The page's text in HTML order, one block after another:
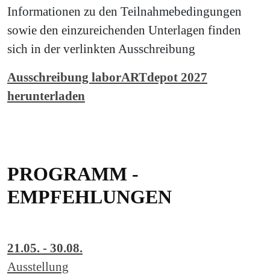
Informationen zu den Teilnahmebedingungen
sowie den einzureichenden Unterlagen finden
sich in der verlinkten Ausschreibung
Ausschreibung laborARTdepot 2027
herunterladen
PROGRAMM -
EMPFEHLUNGEN
21.05. - 30.08.
Ausstellung